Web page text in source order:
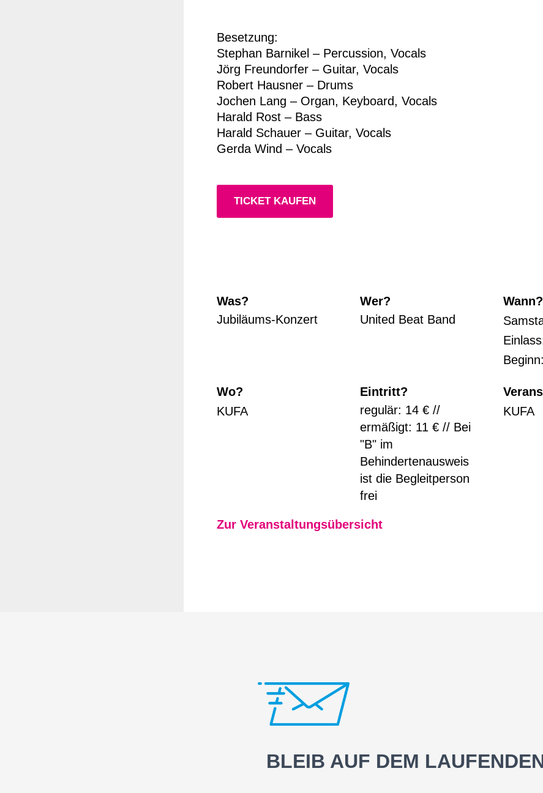
Besetzung:
Stephan Barnikel – Percussion, Vocals
Jörg Freundorfer – Guitar, Vocals
Robert Hausner – Drums
Jochen Lang – Organ, Keyboard, Vocals
Harald Rost – Bass
Harald Schauer – Guitar, Vocals
Gerda Wind – Vocals
TICKET KAUFEN
Was?
Jubiläums-Konzert
Wer?
United Beat Band
Wann?
Wo?
KUFA
Eintritt?
regulär: 14 € //
ermäßigt: 11 € // Bei
"B" im
Behindertenausweis
ist die Begleitperson
frei
KUFA
Zur Veranstaltungsübersicht
BLEIB AUF DEM